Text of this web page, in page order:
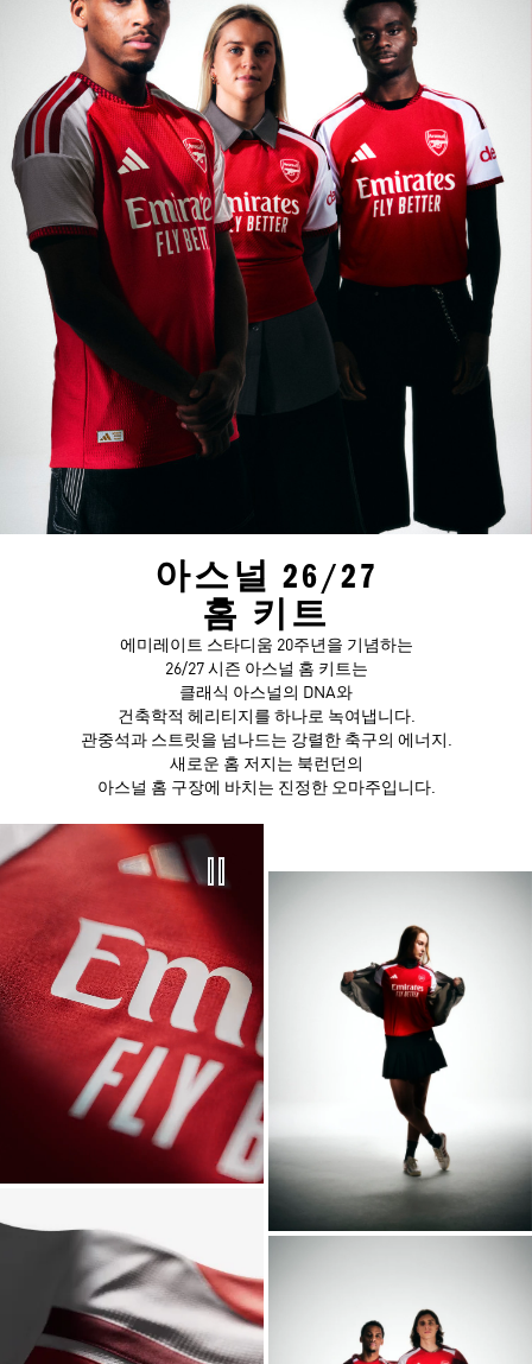
아스널 26/27
홈 키트
에미레이트 스타디움 20주년을 기념하는
26/27 시즌 아스널 홈 키트는
클래식 아스널의 DNA와
건축학적 헤리티지를 하나로 녹여냅니다.
관중석과 스트릿을 넘나드는 강렬한 축구의 에너지.
새로운 홈 저지는 북런던의
아스널 홈 구장에 바치는 진정한 오마주입니다.